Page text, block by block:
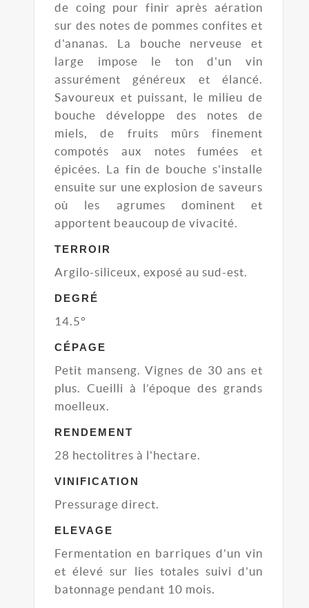
de coing pour finir après aération
sur des notes de pommes confites et
d'ananas. La bouche nerveuse et
large impose le ton d'un vin
assurément généreux et élancé.
Savoureux et puissant, le milieu de
bouche développe des notes de
miels, de fruits mûrs finement
compotés aux notes fumées et
épicées. La fin de bouche s'installe
ensuite sur une explosion de saveurs
où les agrumes dominent et
apportent beaucoup de vivacité.
TERROIR
Argilo-siliceux, exposé au sud-est.
DEGRÉ
14.5°
CÉPAGE
Petit manseng. Vignes de 30 ans et
plus. Cueilli à l’époque des grands
moelleux.
RENDEMENT
28 hectolitres à l'hectare.
VINIFICATION
Pressurage direct.
ELEVAGE
Fermentation en barriques d'un vin
et élevé sur lies totales suivi d'un
batonnage pendant 10 mois.